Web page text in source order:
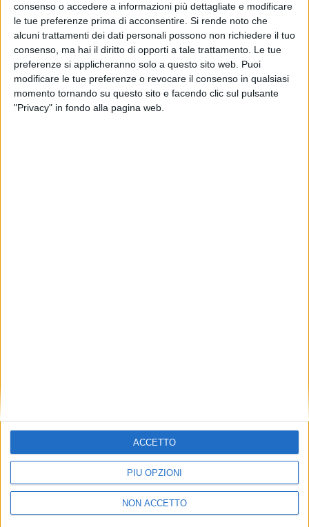
consenso o accedere a informazioni più dettagliate e modificare
le tue preferenze prima di acconsentire. Si rende noto che
alcuni trattamenti dei dati personali possono non richiedere il tuo
consenso, ma hai il diritto di opporti a tale trattamento. Le tue
preferenze si applicheranno solo a questo sito web. Puoi
modificare le tue preferenze o revocare il consenso in qualsiasi
momento tornando su questo sito e facendo clic sul pulsante
"Privacy" in fondo alla pagina web.
PIÙ OPZIONI
NON ACCETTO
ACCETTO
Dhl Supply Chain Italia
all’esordio nell’intermodalità
con Samsung, Panasonic e
Philips
NOTIZIE E INTERVISTE IN EVIDENZA 7 APRILE 2022